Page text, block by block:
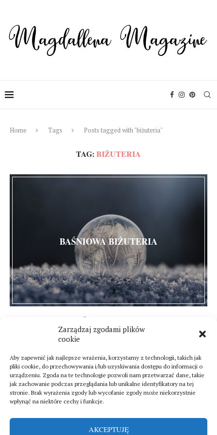
Zarządzaj zgodami plików
cookie
Aby zapewnić jak najlepsze wrażenia, korzystamy z technologii, takich jak
pliki cookie, do przechowywania i/lub uzyskiwania dostępu do informacji o
urządzeniu. Zgoda na te technologie pozwoli nam przetwarzać dane, takie
jak zachowanie podczas przeglądania lub unikalne identyfikatory na tej
stronie. Brak wyrażenia zgody lub wycofanie zgody może niekorzystnie
wpłynąć na niektóre cechy i funkcje.
AKCEPTUJĘ
Home Tags Posts tagged with "biżuteria"
TAG: BIŻUTERIA
BAŚNIOWA BIŻUTERIA
2 komentarze